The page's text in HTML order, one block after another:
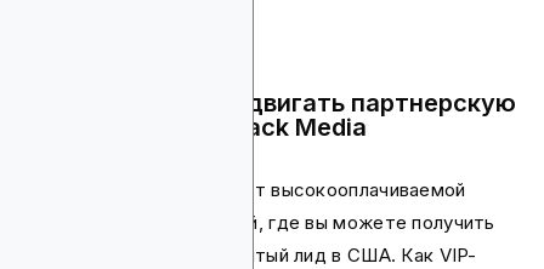
Почему стоит продвигать партнерскую
программу Leadstack Media
Эта платформа управляет высокооплачиваемой
партнерской программой, где вы можете получить
до $300 за каждый принятый лид в США. Как VIP-